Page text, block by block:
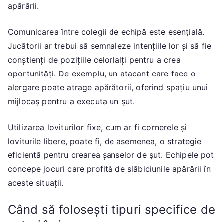
apărării.
Comunicarea între colegii de echipă este esențială.
Jucătorii ar trebui să semnaleze intențiile lor și să fie
conștienți de pozițiile celorlalți pentru a crea
oportunități. De exemplu, un atacant care face o
alergare poate atrage apărătorii, oferind spațiu unui
mijlocaș pentru a executa un șut.
Utilizarea loviturilor fixe, cum ar fi cornerele și
loviturile libere, poate fi, de asemenea, o strategie
eficientă pentru crearea șanselor de șut. Echipele pot
concepe jocuri care profită de slăbiciunile apărării în
aceste situații.
Când să folosești tipuri specifice de